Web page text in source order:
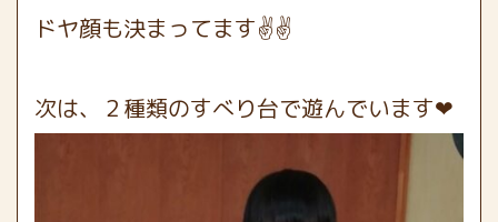
ドヤ顔も決まってます✌✌
次は、２種類のすべり台で遊んでいます❤